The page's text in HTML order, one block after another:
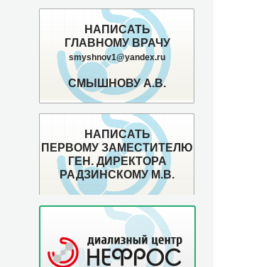
НАПИСАТЬ
ГЛАВНОМУ ВРАЧУ
smyshnov1@yandex.ru
СМЫШНОВУ А.В.
НАПИСАТЬ
ПЕРВОМУ ЗАМЕСТИТЕЛЮ
ГЕН. ДИРЕКТОРА
РАДЗИНСКОМУ М.В.